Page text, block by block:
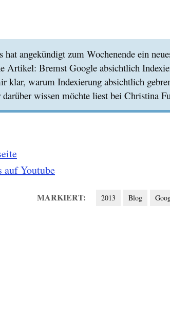
hat angekündigt zum Wochenende ein
Artikel: Bremst Google absichtlich
klar, warum Indexierung absichtlich
wissen möchte liest bei Christina
auf Youtube
MARKIERT: 2013 Blog